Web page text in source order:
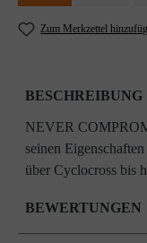
Zum Merkzettel
BESCHREIBUNG
NEVER
seinen
über Cyclocross bis
BEWERTUNGEN